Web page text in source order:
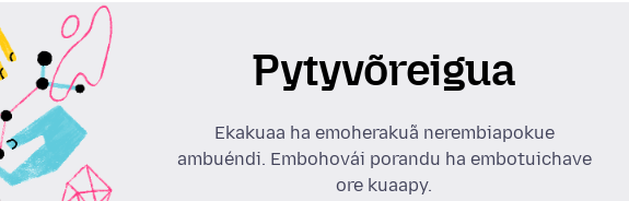
Pytyvõreigua
Ekakuaa ha emoherakuã nerembiapokue
ambuéndi. Embohovái porandu ha embotuichave
ore kuaapy.